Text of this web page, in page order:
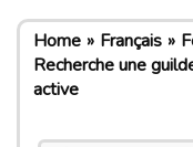
Home Français
Recherche une
active